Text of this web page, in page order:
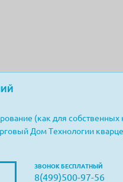
(как для собственных
Дом Технологии
ЗВОНОК БЕСПЛАТНЫЙ
8(499)500-97-56